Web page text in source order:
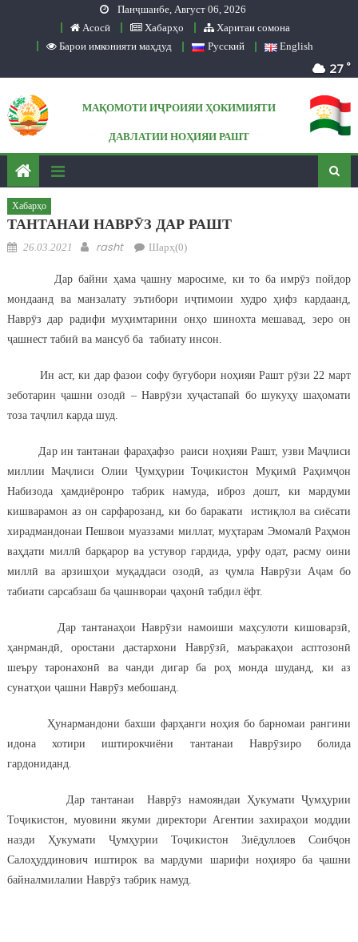
Панҷшанбе, Август 06, 2026
Асосӣ
Хабарҳо
Харитаи сомона
Барои имконияти маҳдуд
Русский English
27 °
МАҚОМОТИ ИҶРОИЯИ ҲОКИМИЯТИ
ДАВЛАТИИ НОҲИЯИ РАШТ
Хабарҳо
ТАНТАНАИ НАВРӮЗ ДАР РАШТ
Posted on
26.03.2021 Author
rasht Шарҳ(0)
Дар байни ҳама ҷашну маросиме, ки то ба имрӯз пойдор
мондаанд ва манзалату эътибори иҷтимоии худро ҳифз кардаанд,
Наврӯз дар радифи муҳимтарини онҳо шинохта мешавад, зеро он
ҷашнест табиӣ ва мансуб ба табиату инсон.
Ин аст, ки дар фазои софу буғубори ноҳияи Рашт рӯзи 22 март
зеботарин ҷашни озодӣ – Наврӯзи хуҷастапай бо шукуҳу шаҳомати
тоза таҷлил карда шуд.
Дар ин тантанаи фараҳафзо раиси ноҳияи Рашт, узви Маҷлиси
миллии Маҷлиси Олии Ҷумҳурии Тоҷикистон Муқимӣ Раҳимҷон
Набизода ҳамдиёронро табрик намуда, иброз дошт, ки мардуми
кишварамон аз он сарфарозанд, ки бо баракати истиқлол ва сиёсати
хирадмандонаи Пешвои муаззами миллат, муҳтарам Эмомалӣ Раҳмон
ваҳдати миллӣ барқарор ва устувор гардида, урфу одат, расму оини
миллӣ ва арзишҳои муқаддаси озодӣ, аз ҷумла Наврӯзи Аҷам бо
табиати сарсабзаш ба ҷашнвораи ҷаҳонӣ табдил ёфт.
Дар тантанаҳои Наврӯзи намоиши маҳсулоти кишоварзӣ,
ҳанрмандӣ, оростани дастархони Наврӯзӣ, маъракаҳои асптозонӣ
шеъру таронахонӣ ва чанди дигар ба роҳ монда шуданд, ки аз
сунатҳои ҷашни Наврӯз мебошанд.
Ҳунармандони бахши фарҳанги ноҳия бо барномаи рангини
идона хотири иштирокчиёни тантанаи Наврӯзиро болида
гардониданд.
Дар тантанаи Наврӯз намояндаи Ҳукумати Ҷумҳурии
Тоҷикистон, муовини якуми директори Агентии захираҳои моддии
назди Ҳукумати Ҷумҳурии Тоҷикистон Зиёдуллоев Соибҷон
Салоҳуддинович иштирок ва мардуми шарифи ноҳияро ба ҷашни
байналмилалии Наврӯз табрик намуд.